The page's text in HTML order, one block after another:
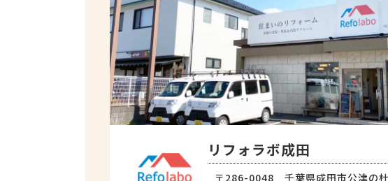
リフォラボ成田
〒286-0048 千葉県成田市公津の